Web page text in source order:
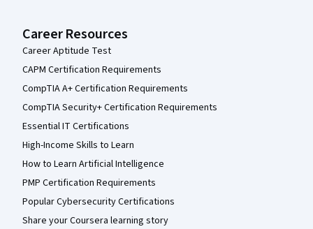
Career Resources
Career Aptitude Test
CAPM Certification Requirements
CompTIA A+ Certification Requirements
CompTIA Security+ Certification Requirements
Essential IT Certifications
High-Income Skills to Learn
How to Learn Artificial Intelligence
PMP Certification Requirements
Popular Cybersecurity Certifications
Share your Coursera learning story